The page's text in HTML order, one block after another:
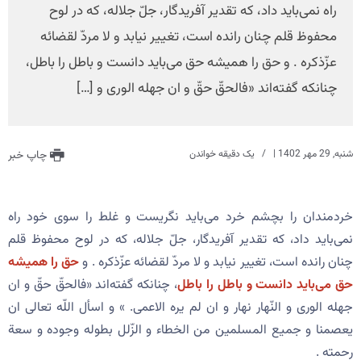
راه نمی‌باید داد، که تقدیر آفریدگار، جلّ جلاله، که در لوح
محفوظ قلم چنان رانده است، تغییر نیابد و لا مردّ لقضائه
عزّذکره‌ . و حق را همیشه حق می‌باید دانست و باطل را باطل،
چنانکه گفته‌اند «فالحقّ حقّ و ان جهله الوری و […]
شنبه, 29 مهر 1402 | یک دقیقه خواندن چاپ خبر
خردمندان را بچشم خرد می‌باید نگریست و غلط را سوی خود راه
نمی‌باید داد، که تقدیر آفریدگار، جلّ جلاله، که در لوح محفوظ قلم
چنان رانده است، تغییر نیابد و لا مردّ لقضائه عزّذکره‌ . وحق را همیشه
حق می‌باید دانست و باطل را باطل، چنانکه گفته‌اند «فالحقّ حقّ و ان
جهله الوری و النّهار نهار و ان لم یره الاعمی. » و اسأل اللّه تعالی ان
یعصمنا و جمیع المسلمین من الخطاء و الزّلل بطوله وجوده و سعة
رحمته‌ .